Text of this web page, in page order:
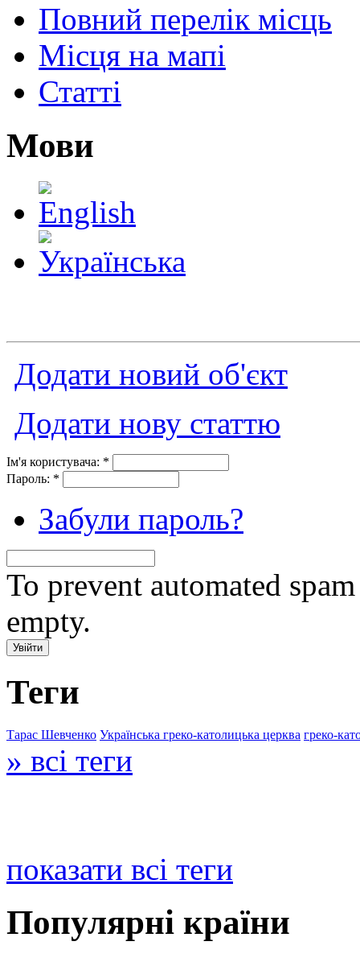
Повний перелік місць
Місця на мапі
Статті
Мови
Додати новий об'єкт
Додати нову статтю
Ім'я користувача: *
Пароль: *
Забули пароль?
To prevent automated
empty.
Теги
Тарас Шевченко Українська греко-католицька церква греко-
» всі теги
показати всі теги
Популярні країни